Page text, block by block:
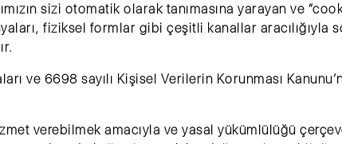
sizi otomatik olarak tanımasına yarayan ve
fiziksel formlar gibi çeşitli kanallar aracılığıyla
ve 6698 sayılı Kişisel Verilerin Korunması
verebilmek amacıyla ve yasal yükümlülüğü